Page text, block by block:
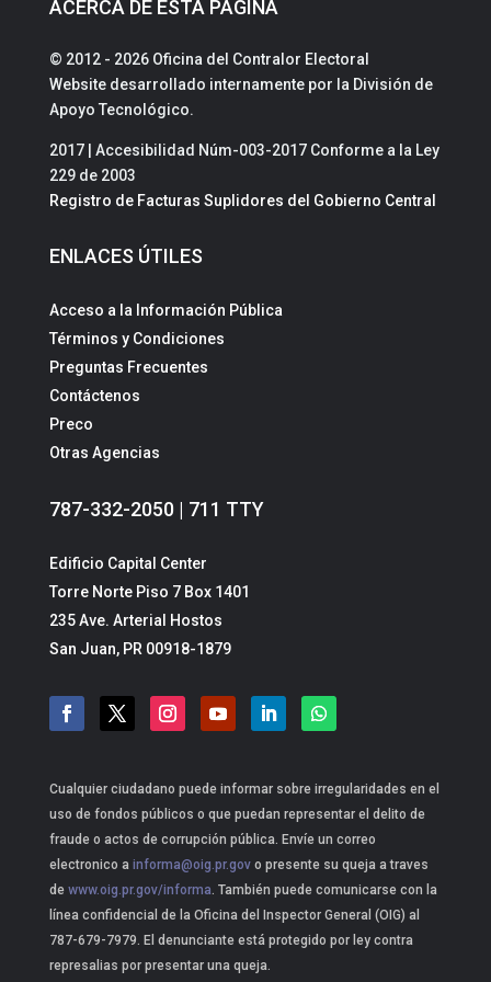
ACERCA DE ESTA PÁGINA
© 2012 - 2026 Oficina del Contralor Electoral
Website desarrollado internamente por la División de
Apoyo Tecnológico.
2017 | Accesibilidad Núm-003-2017 Conforme a la Ley
229 de 2003
Registro de Facturas Suplidores del Gobierno Central
ENLACES ÚTILES
Acceso a la Información Pública
Términos y Condiciones
Preguntas Frecuentes
Contáctenos
Preco
Otras Agencias
787-332-2050 | 711 TTY
Edificio Capital Center
Torre Norte Piso 7 Box 1401
235 Ave. Arterial Hostos
San Juan, PR 00918-1879
Cualquier ciudadano puede informar sobre irregularidades en el
uso de fondos públicos o que puedan representar el delito de
fraude o actos de corrupción pública. Envíe un correo
electronico a informa@oig.pr.govo presente su queja a traves
dewww.oig.pr.gov/informa. También puede comunicarse con la
línea confidencial de la Oficina del Inspector General (OIG) al
787-679-7979. El denunciante está protegido por ley contra
represalias por presentar una queja.